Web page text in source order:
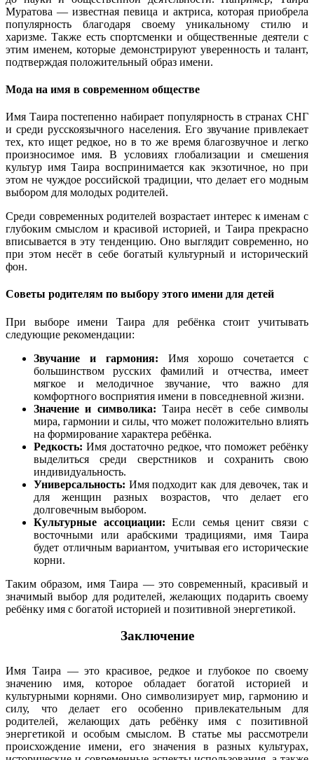
Муратова — известная певица и актриса, которая приобрела
популярность благодаря своему уникальному стилю и
харизме. Также есть спортсменки и общественные деятели с
этим именем, которые демонстрируют уверенность и талант,
подтверждая положительный образ имени.
Мода на имя в современном обществе
Имя Таира постепенно набирает популярность в странах СНГ
и среди русскоязычного населения. Его звучание привлекает
тех, кто ищет редкое, но в то же время благозвучное и легко
произносимое имя. В условиях глобализации и смешения
культур имя Таира воспринимается как экзотичное, но при
этом не чуждое российской традиции, что делает его модным
выбором для молодых родителей.
Среди современных родителей возрастает интерес к именам с
глубоким смыслом и красивой историей, и Таира прекрасно
вписывается в эту тенденцию. Оно выглядит современно, но
при этом несёт в себе богатый культурный и исторический
фон.
Советы родителям по выбору этого имени для детей
При выборе имени Таира для ребёнка стоит учитывать
следующие рекомендации:
Звучание и гармония: Имя хорошо сочетается с
большинством русских фамилий и отчества, имеет
мягкое и мелодичное звучание, что важно для
комфортного восприятия имени в повседневной жизни.
Значение и символика: Таира несёт в себе символы
мира, гармонии и силы, что может положительно влиять
на формирование характера ребёнка.
Редкость: Имя достаточно редкое, что поможет ребёнку
выделиться среди сверстников и сохранить свою
индивидуальность.
Универсальность: Имя подходит как для девочек, так и
для женщин разных возрастов, что делает его
долговечным выбором.
Культурные ассоциации: Если семья ценит связи с
восточными или арабскими традициями, имя Таира
будет отличным вариантом, учитывая его исторические
корни.
Таким образом, имя Таира — это современный, красивый и
значимый выбор для родителей, желающих подарить своему
ребёнку имя с богатой историей и позитивной энергетикой.
Заключение
Имя Таира — это красивое, редкое и глубокое по своему
значению имя, которое обладает богатой историей и
культурными корнями. Оно символизирует мир, гармонию и
силу, что делает его особенно привлекательным для
родителей, желающих дать ребёнку имя с позитивной
энергетикой и особым смыслом. В статье мы рассмотрели
происхождение имени, его значения в разных культурах,